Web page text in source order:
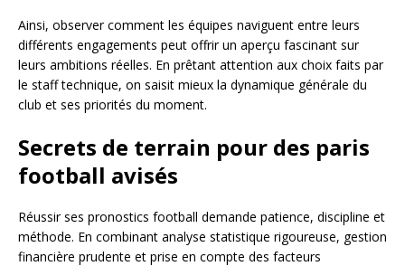
Ainsi, observer comment les équipes naviguent entre leurs
différents engagements peut offrir un aperçu fascinant sur
leurs ambitions réelles. En prêtant attention aux choix faits par
le staff technique, on saisit mieux la dynamique générale du
club et ses priorités du moment.
Secrets de terrain pour des paris
football avisés
Réussir ses pronostics football demande patience, discipline et
méthode. En combinant analyse statistique rigoureuse, gestion
financière prudente et prise en compte des facteurs